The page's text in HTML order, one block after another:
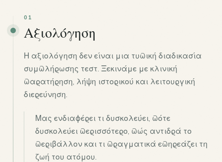
01
Αξιολόγηση
Η αξιολόγηση δεν είναι μια τυπική διαδικασία
συμπλήρωσης τεστ. Ξεκινάμε με κλινική
παρατήρηση, λήψη ιστορικού και λειτουργική
διερεύνηση.
Μας ενδιαφέρει τι δυσκολεύει, πότε
δυσκολεύει περισσότερο, πώς αντιδρά το
περιβάλλον και τι πραγματικά επηρεάζει τη
ζωή του ατόμου.